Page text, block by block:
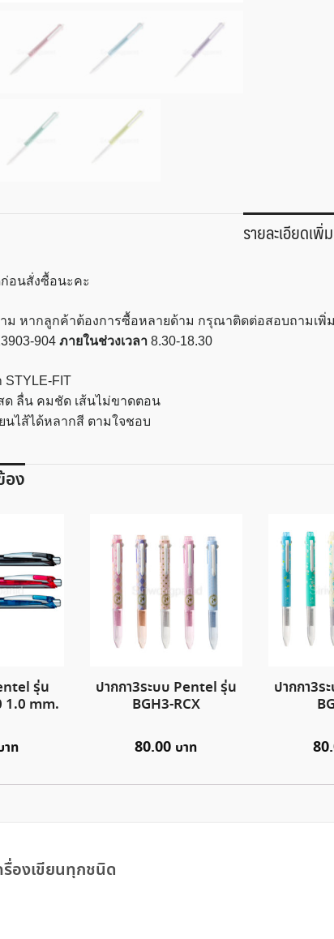
รายละเอียดเพิ่
ก่อนสั่งซื้อนะคะ
ม หากลูกค้าต้องการซื้อหลายด้าม กรุณาติดต่อสอบถามเพิ่
904 ภายในช่วงเวลา8.30-18.30
FIT
ด ลื่น คมชัด เส้นไม่ขาดตอน
นไส้ได้หลากสี ตามใจชอบ
อง
รุ่น
1.0 mm.
ปากกา3ระบบ Pentel รุ่น
BGH3-RCX
80.00
ปากกา3ร
องเขียนทุกชนิด